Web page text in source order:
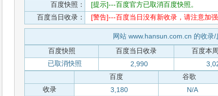
百度快照：
[提示]---百度官方已取消百度快照。
百度当日收录：
[警告]---百度当日没有新收录，请注意加
网站 www.hansun.com.cn 的收录/
百度快照
百度当日收录
百度本
已取消快照
2,990
百度
谷歌
收录
3,180
N/A